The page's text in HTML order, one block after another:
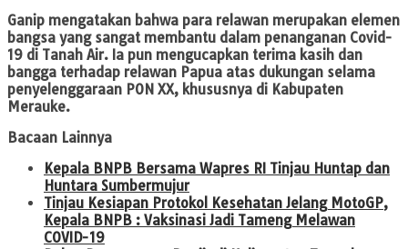
Ganip mengatakan bahwa para relawan merupakan elemen
bangsa yang sangat membantu dalam penanganan Covid-
19 di Tanah Air. Ia pun mengucapkan terima kasih dan
bangga terhadap relawan Papua atas dukungan selama
penyelenggaraan PON XX, khususnya di Kabupaten
Merauke.
Bacaan Lainnya
Kepala BNPB Bersama Wapres RI Tinjau Huntap dan
Huntara Sumbermujur
Tinjau Kesiapan Protokol Kesehatan Jelang MotoGP,
Kepala BNPB : Vaksinasi Jadi Tameng Melawan
COVID-19